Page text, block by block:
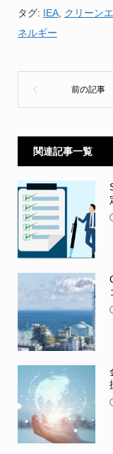
タグ: IEA, クリーン
ネルギー
関連記事一覧